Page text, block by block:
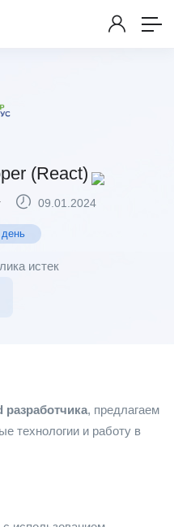
(React)
09.01.2024
истек
разработчика, предлагаем
технологии и работу в